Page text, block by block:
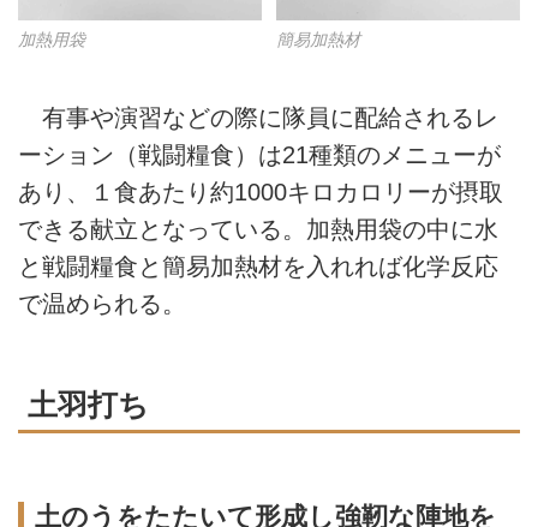
加熱用袋 簡易加熱材
有事や演習などの際に隊員に配給されるレ
ーション（戦闘糧食）は21種類のメニューが
あり、１食あたり約1000キロカロリーが摂取
できる献立となっている。加熱用袋の中に水
と戦闘糧食と簡易加熱材を入れれば化学反応
で温められる。
土羽打ち
土のうをたたいて形成し強靭な陣地を